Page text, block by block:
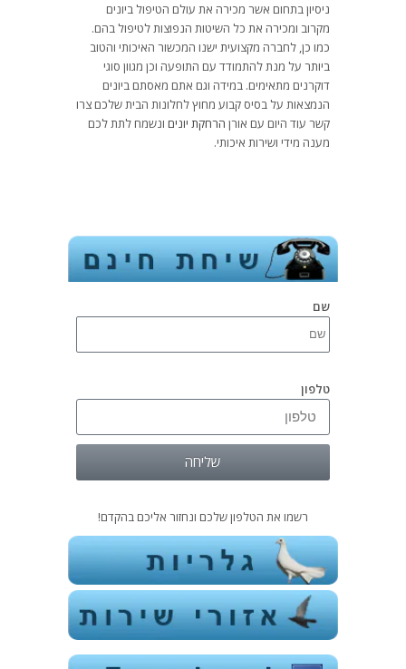
ניסיון בתחום אשר מכירה את עולם הטיפול ביונים
מקרוב ומכירה את כל השיטות הנפוצות לטיפול בהם.
כמו כן, לחברה מקצועית ישנו המכשור האיכותי והטוב
ביותר על מנת להתמודד עם התופעה וכן מגוון סוגי
דוקרנים מתאימים. במידה וגם אתם מאסתם ביונים
הנמצאות על בסיס קבוע מחוץ לחלונות הבית שלכם צרו
קשר עוד היום עם אורן הרחקת יונים ונשמח לתת לכם
מענה מידי ושירות איכותי.
שם
טלפון
שליחה
רשמו את הטלפון שלכם ונחזור אליכם בהקדם!